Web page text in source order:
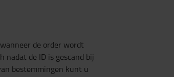
de order wordt
nadat de ID is gescand bij
bestemmingen kunt u